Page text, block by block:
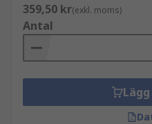
I sortimentet hittar du
och kabelrullar från RS
RS PRO kombinerar
prisvärde och är ett
professionella användare.
Se RS PRO-sortimentet
359,50 kr(exkl. moms)
Antal